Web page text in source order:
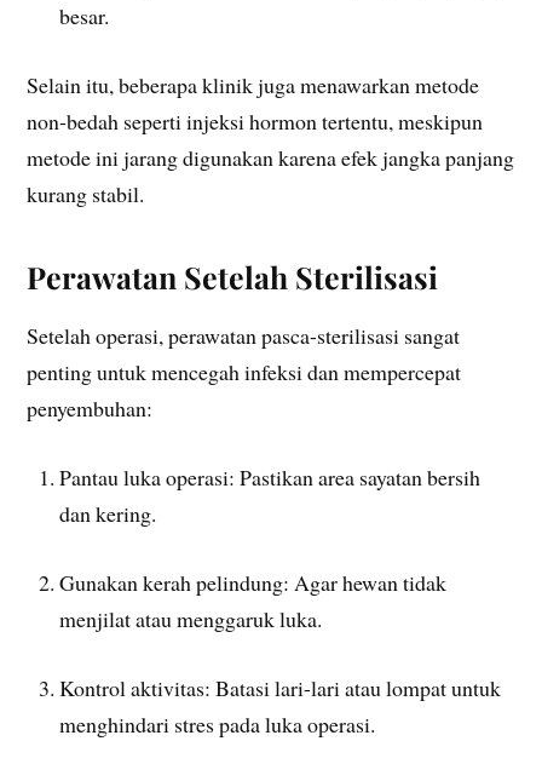
besar.
Selain itu, beberapa klinik juga menawarkan metode
non-bedah seperti injeksi hormon tertentu, meskipun
metode ini jarang digunakan karena efek jangka panjang
kurang stabil.
Perawatan Setelah Sterilisasi
Setelah operasi, perawatan pasca-sterilisasi sangat
penting untuk mencegah infeksi dan mempercepat
penyembuhan:
Pantau luka operasi: Pastikan area sayatan bersih
dan kering.
Gunakan kerah pelindung: Agar hewan tidak
menjilat atau menggaruk luka.
Kontrol aktivitas: Batasi lari-lari atau lompat untuk
menghindari stres pada luka operasi.